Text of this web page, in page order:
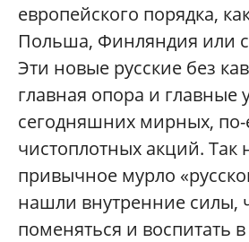
европейского порядка,
Польша, Финляндия или
Эти новые русские без
главная опора и главные
сегодняшних мирных, по-
чистоплотных акций. Так
привычное мурло
нашли внутренние силы,
поменяться и воспитать